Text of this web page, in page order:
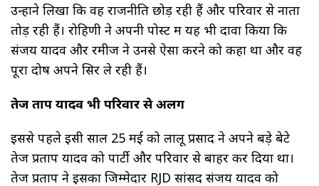
उन्होंने लिखा कि वह राजनीति छोड़ रही हैं और परिवार से नाता
तोड़ रही हैं। रोहिणी ने अपनी पोस्ट में यह भी दावा किया कि
संजय यादव और रमीज ने उनसे ऐसा करने को कहा था और वह
पूरा दोष अपने सिर ले रही हैं।
तेज प्रताप यादव भी परिवार से अलग
इससे पहले इसी साल 25 मई को लालू प्रसाद ने अपने बड़े बेटे
तेज प्रताप यादव को पार्टी और परिवार से बाहर कर दिया था।
तेज प्रताप ने इसका जिम्मेदार RJD सांसद संजय यादव को